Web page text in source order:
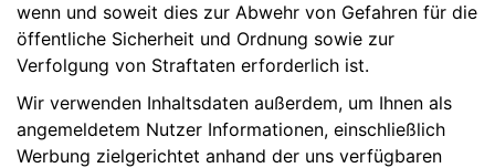
wenn und soweit dies zur Abwehr von Gefahren für die
öffentliche Sicherheit und Ordnung sowie zur
Verfolgung von Straftaten erforderlich ist.
Wir verwenden Inhaltsdaten außerdem, um Ihnen als
angemeldetem Nutzer Informationen, einschließlich
Werbung zielgerichtet anhand der uns verfügbaren